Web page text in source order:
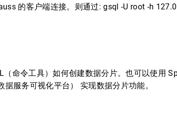
的客户端连接。则通过: gsql -U root -h
命令工具）如何创建数据分片。也可以使用
据服务可视化平台） 实现数据分片功能。